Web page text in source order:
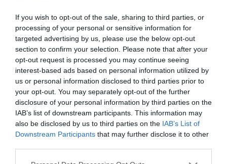
If you wish to opt-out of the sale, sharing to third parties, or
processing of your personal or sensitive information for
targeted advertising by us, please use the below opt-out
section to confirm your selection. Please note that after your
opt-out request is processed you may continue seeing
interest-based ads based on personal information utilized by
us or personal information disclosed to third parties prior to
your opt-out. You may separately opt-out of the further
disclosure of your personal information by third parties on the
IAB’s list of downstream participants. This information may
also be disclosed by us to third parties on the IAB’s List of
Downstream Participants that may further disclose it to other
Η Nathan είναι ένας διεθνής ηγέτης στον σχεδιασμό
και την παροχή επαγγελματικού εκπαιδευτικού
εξοπλισμού. Η γκάμα της περιλαμβάνει από
εξειδικευμένο υλικό ψυχοκινητικής έως μικροέπιπλα
για συμβολικό παιχνίδι, όλα κατασκευασμένα για να
αντέχουν στη σκληρή χρήση σε σχολικά